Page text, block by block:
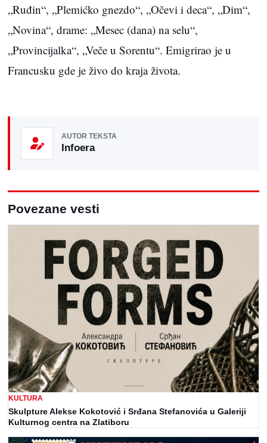
„Ruđin“, „Plemićko gnezdo“, „Očevi i deca“, „Dim“,
„Novina“, drame: „Mesec (dana) na selu“,
„Provincijalka“, „Veče u Sorentu“. Emigrirao je u
Francusku gde je živo do kraja života.
AUTOR TEKSTA
Infoera
Povezane vesti
KULTURA
Skulpture Alekse Kokotović i Srđana Stefanovića u Galeriji
Kulturnog centra na Zlatiboru